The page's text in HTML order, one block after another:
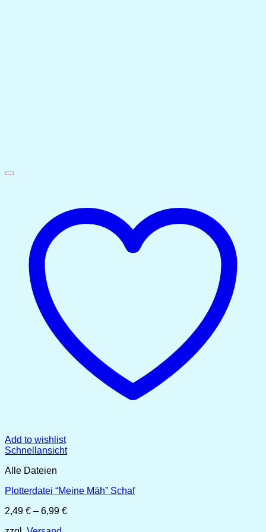
Add to wishlist
Schnellansicht
Alle Dateien
Plotterdatei “Meine Mäh” Schaf
2,49 € – 6,99 €Preisspanne: